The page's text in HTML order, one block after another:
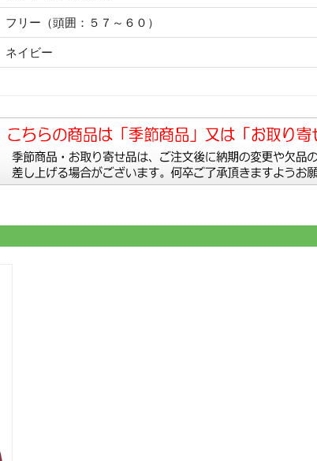
フリー（頭囲：５７～６０）
ネイビー